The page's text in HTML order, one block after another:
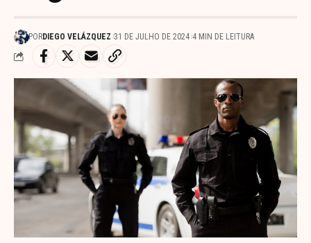
PORDIEGO VELÁZQUEZ 31 DE JULHO DE 2024 4 MIN DE LEITURA